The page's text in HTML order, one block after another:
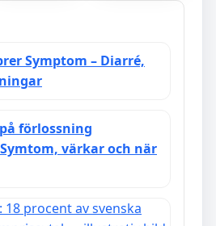
till
Streaming
Symptom – Diarré,
förlossning
värkar och när